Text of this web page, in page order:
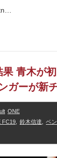
果 青木が
ガーが新
ONE
FC19 鈴木信達 ベ